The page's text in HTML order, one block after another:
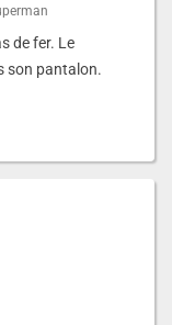
de fer. Le
son pantalon.